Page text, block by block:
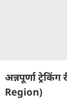
अन्नपूर्णा
Region)